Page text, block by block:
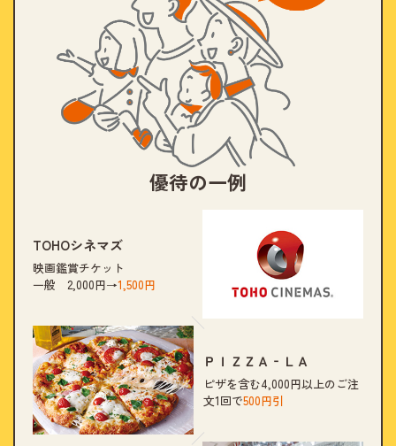
優待の一例
TOHOシネマズ
映画鑑賞チケット
一般 2,000円→1,500円
ＰＩＺＺＡ‐ＬＡ
ピザを含む4,000円以上のご注
文1回で500円引